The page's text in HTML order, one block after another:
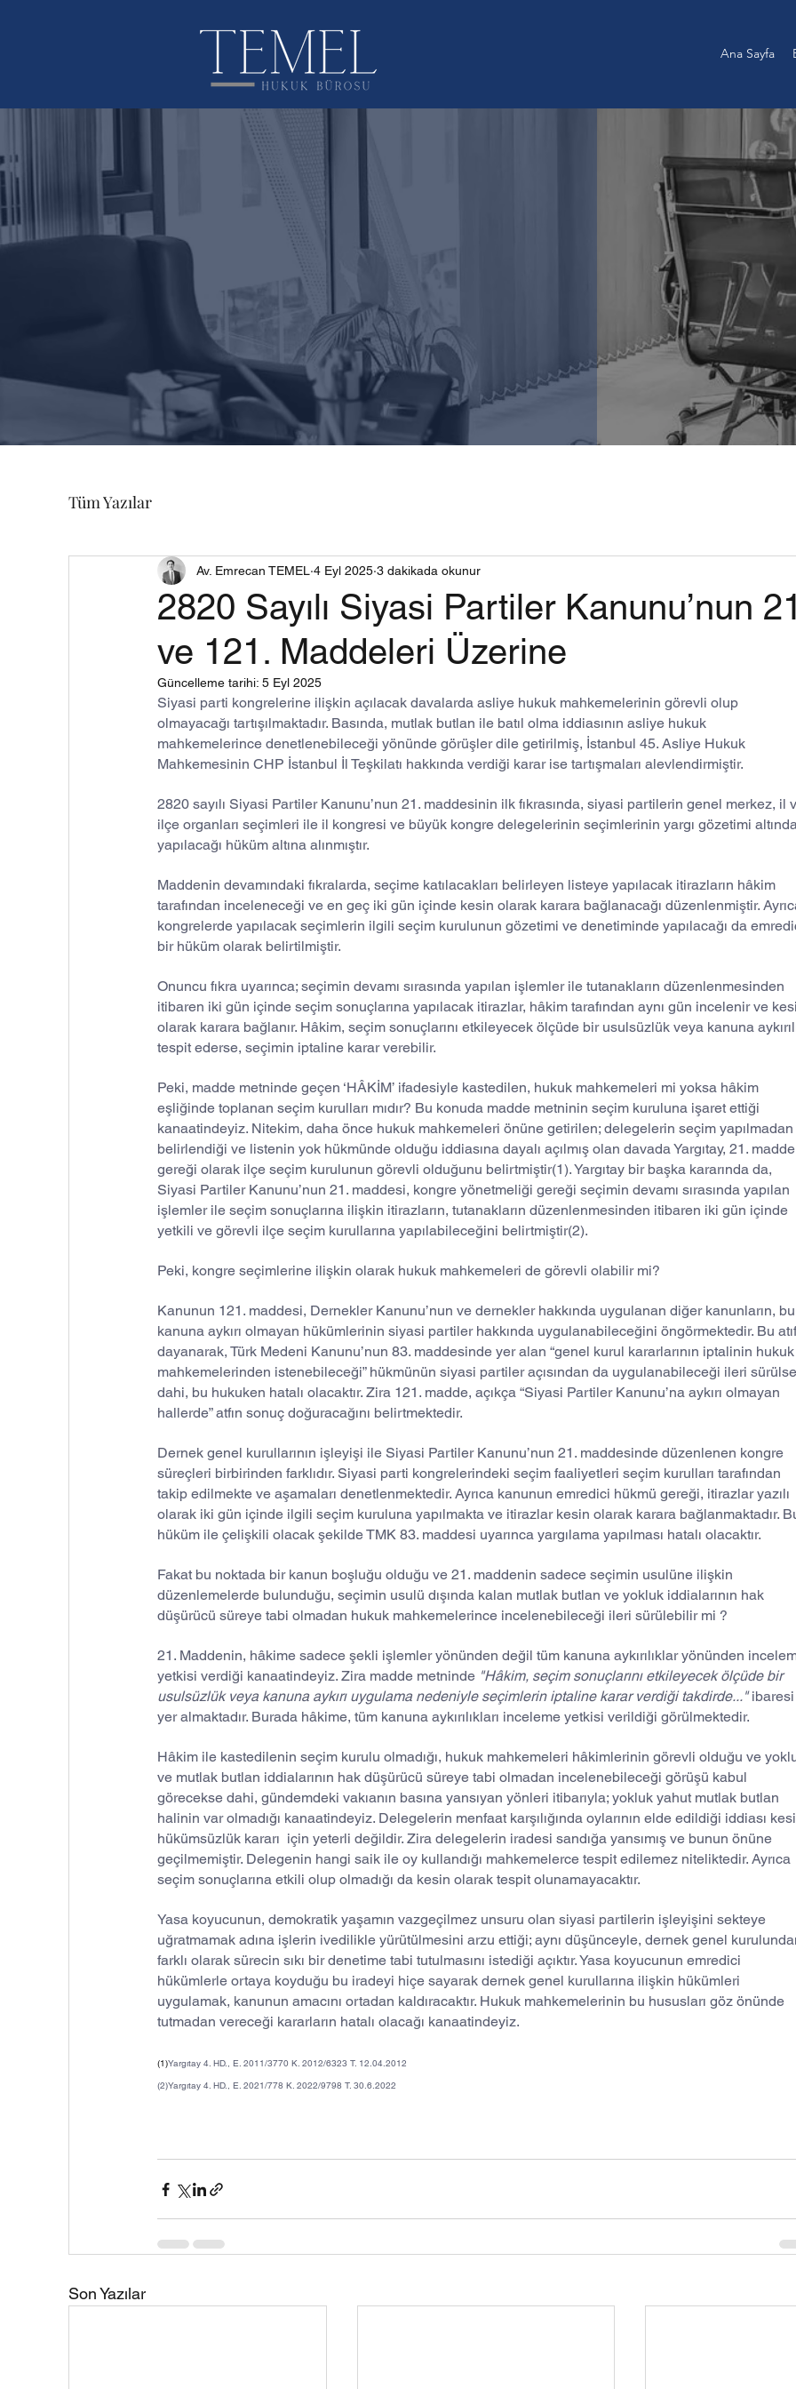
Ana Sayfa
Tüm Yazılar
2820 Sayılı Siyasi Partiler Kanunu’nun
ve 121. Maddeleri Üzerine
Av. Emrecan TEMEL 4 Eyl 2025 3 dakikada okunur
Güncelleme tarihi: 5 Eyl 2025
Siyasi parti kongrelerine ilişkin açılacak davalarda asliye hukuk mahkemelerinin görevli olup
olmayacağı tartışılmaktadır. Basında, mutlak butlan ile batıl olma iddiasının asliye hukuk
mahkemelerince denetlenebileceği yönünde görüşler dile getirilmiş, İstanbul 45. Asliye Hukuk
Mahkemesinin CHP İstanbul İl Teşkilatı hakkında verdiği karar ise tartışmaları alevlendirmiştir.
2820 sayılı Siyasi Partiler Kanunu’nun 21. maddesinin ilk fıkrasında, siyasi partilerin genel merkez, il
ilçe organları seçimleri ile il kongresi ve büyük kongre delegelerinin seçimlerinin yargı gözetimi
yapılacağı hüküm altına alınmıştır.
Maddenin devamındaki fıkralarda, seçime katılacakları belirleyen listeye yapılacak itirazların hâkim
tarafından inceleneceği ve en geç iki gün içinde kesin olarak karara bağlanacağı düzenlenmiştir.
kongrelerde yapılacak seçimlerin ilgili seçim kurulunun gözetimi ve denetiminde yapılacağı da
bir hüküm olarak belirtilmiştir.
Onuncu fıkra uyarınca; seçimin devamı sırasında yapılan işlemler ile tutanakların düzenlenmesinden
itibaren iki gün içinde seçim sonuçlarına yapılacak itirazlar, hâkim tarafından aynı gün incelenir ve
olarak karara bağlanır. Hâkim, seçim sonuçlarını etkileyecek ölçüde bir usulsüzlük veya kanuna
tespit ederse, seçimin iptaline karar verebilir.
Peki, madde metninde geçen ‘HÂKİM’ ifadesiyle kastedilen, hukuk mahkemeleri mi yoksa hâkim
eşliğinde toplanan seçim kurulları mıdır? Bu konuda madde metninin seçim kuruluna işaret ettiği
kanaatindeyiz. Nitekim, daha önce hukuk mahkemeleri önüne getirilen; delegelerin seçim yapılmadan
belirlendiği ve listenin yok hükmünde olduğu iddiasına dayalı açılmış olan davada Yargıtay, 21. madde
gereği olarak ilçe seçim kurulunun görevli olduğunu belirtmiştir(1). Yargıtay bir başka kararında da,
Siyasi Partiler Kanunu’nun 21. maddesi, kongre yönetmeliği gereği seçimin devamı sırasında yapılan
işlemler ile seçim sonuçlarına ilişkin itirazların, tutanakların düzenlenmesinden itibaren iki gün içinde
yetkili ve görevli ilçe seçim kurullarına yapılabileceğini belirtmiştir(2).
Peki, kongre seçimlerine ilişkin olarak hukuk mahkemeleri de görevli olabilir mi?
Kanunun 121. maddesi, Dernekler Kanunu’nun ve dernekler hakkında uygulanan diğer kanunların, bu
kanuna aykırı olmayan hükümlerinin siyasi partiler hakkında uygulanabileceğini öngörmektedir. Bu
dayanarak, Türk Medeni Kanunu’nun 83. maddesinde yer alan “genel kurul kararlarının iptalinin hukuk
mahkemelerinden istenebileceği” hükmünün siyasi partiler açısından da uygulanabileceği ileri sürülse
dahi, bu hukuken hatalı olacaktır. Zira 121. madde, açıkça “Siyasi Partiler Kanunu’na aykırı olmayan
hallerde” atfın sonuç doğuracağını belirtmektedir.
Dernek genel kurullarının işleyişi ile Siyasi Partiler Kanunu’nun 21. maddesinde düzenlenen kongre
süreçleri birbirinden farklıdır. Siyasi parti kongrelerindeki seçim faaliyetleri seçim kurulları tarafından
takip edilmekte ve aşamaları denetlenmektedir. Ayrıca kanunun emredici hükmü gereği, itirazlar yazılı
olarak iki gün içinde ilgili seçim kuruluna yapılmakta ve itirazlar kesin olarak karara bağlanmaktadır.
hüküm ile çelişkili olacak şekilde TMK 83. maddesi uyarınca yargılama yapılması hatalı olacaktır.
Fakat bu noktada bir kanun boşluğu olduğu ve 21. maddenin sadece seçimin usulüne ilişkin
düzenlemelerde bulunduğu, seçimin usulü dışında kalan mutlak butlan ve yokluk iddialarının hak
düşürücü süreye tabi olmadan hukuk mahkemelerince incelenebileceği ileri sürülebilir mi ?
21. Maddenin, hâkime sadece şekli işlemler yönünden değil tüm kanuna aykırılıklar yönünden
yetkisi verdiği kanaatindeyiz. Zira madde metninde "Hâkim, seçim sonuçlarını etkileyecek ölçüde bir
usulsüzlük veya kanuna aykırı uygulama nedeniyle seçimlerin iptaline karar verdiği takdirde..." ibaresi
yer almaktadır. Burada hâkime, tüm kanuna aykırılıkları inceleme yetkisi verildiği görülmektedir.
Hâkim ile kastedilenin seçim kurulu olmadığı, hukuk mahkemeleri hâkimlerinin görevli olduğu ve
ve mutlak butlan iddialarının hak düşürücü süreye tabi olmadan incelenebileceği görüşü kabul
görecekse dahi, gündemdeki vakıanın basına yansıyan yönleri itibarıyla; yokluk yahut mutlak butlan
halinin var olmadığı kanaatindeyiz. Delegelerin menfaat karşılığında oylarının elde edildiği iddiası
hükümsüzlük kararı  için yeterli değildir. Zira delegelerin iradesi sandığa yansımış ve bunun önüne
geçilmemiştir. Delegenin hangi saik ile oy kullandığı mahkemelerce tespit edilemez niteliktedir. Ayrıca
seçim sonuçlarına etkili olup olmadığı da kesin olarak tespit olunamayacaktır.
Yasa koyucunun, demokratik yaşamın vazgeçilmez unsuru olan siyasi partilerin işleyişini sekteye
uğratmamak adına işlerin ivedilikle yürütülmesini arzu ettiği; aynı düşünceyle, dernek genel
farklı olarak sürecin sıkı bir denetime tabi tutulmasını istediği açıktır. Yasa koyucunun emredici
hükümlerle ortaya koyduğu bu iradeyi hiçe sayarak dernek genel kurullarına ilişkin hükümleri
uygulamak, kanunun amacını ortadan kaldıracaktır. Hukuk mahkemelerinin bu hususları göz önünde
tutmadan vereceği kararların hatalı olacağı kanaatindeyiz.
(1)Yargıtay 4. HD., E. 2011/3770 K. 2012/6323 T. 12.04.2012
(2)Yargıtay 4. HD., E. 2021/778 K. 2022/9798 T. 30.6.2022
Son Yazılar